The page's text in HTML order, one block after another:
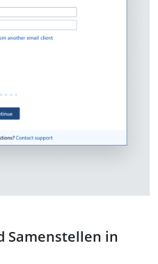
Samenstellen in